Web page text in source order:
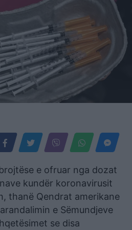
e ofruar nga dozat
kundër koronavirusit
thanë Qendrat amerikane
e Sëmundjeve
se disa